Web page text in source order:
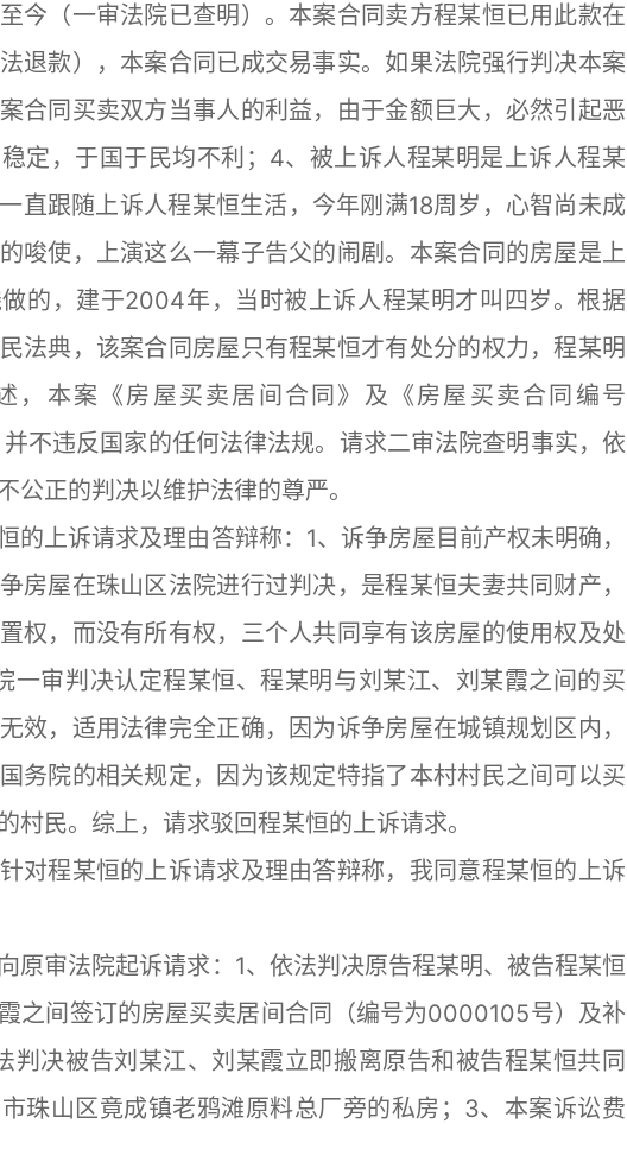
今（一审法院已查明）。本案合同卖方程某恒已用此款在
退款），本案合同已成交易事实。如果法院强行判决本案
合同买卖双方当事人的利益，由于金额巨大，必然引起恶
定，于国于民均不利；4、被上诉人程某明是上诉人程某
直跟随上诉人程某恒生活，今年刚满18周岁，心智尚未成
唆使，上演这么一幕子告父的闹剧。本案合同的房屋是上
的，建于2004年，当时被上诉人程某明才叫四岁。根据
法典，该案合同房屋只有程某恒才有处分的权力，程某明
，本案《房屋买卖居间合同》及《房屋买卖合同编号
不违反国家的任何法律法规。请求二审法院查明事实，依
公正的判决以维护法律的尊严。
上诉请求及理由答辩称：1、诉争房屋目前产权未明确，
房屋在珠山区法院进行过判决，是程某恒夫妻共同财产，
权，而没有所有权，三个人共同享有该房屋的使用权及处
一审判决认定程某恒、程某明与刘某江、刘某霞之间的买
效，适用法律完全正确，因为诉争房屋在城镇规划区内，
务院的相关规定，因为该规定特指了本村村民之间可以买
村民。综上，请求驳回程某恒的上诉请求。
程某恒的上诉请求及理由答辩称，我同意程某恒的上诉
审法院起诉请求：1、依法判决原告程某明、被告程某恒
之间签订的房屋买卖居间合同（编号为0000105号）及补
判决被告刘某江、刘某霞立即搬离原告和被告程某恒共同
珠山区竟成镇老鸦滩原料总厂旁的私房；3、本案诉讼费